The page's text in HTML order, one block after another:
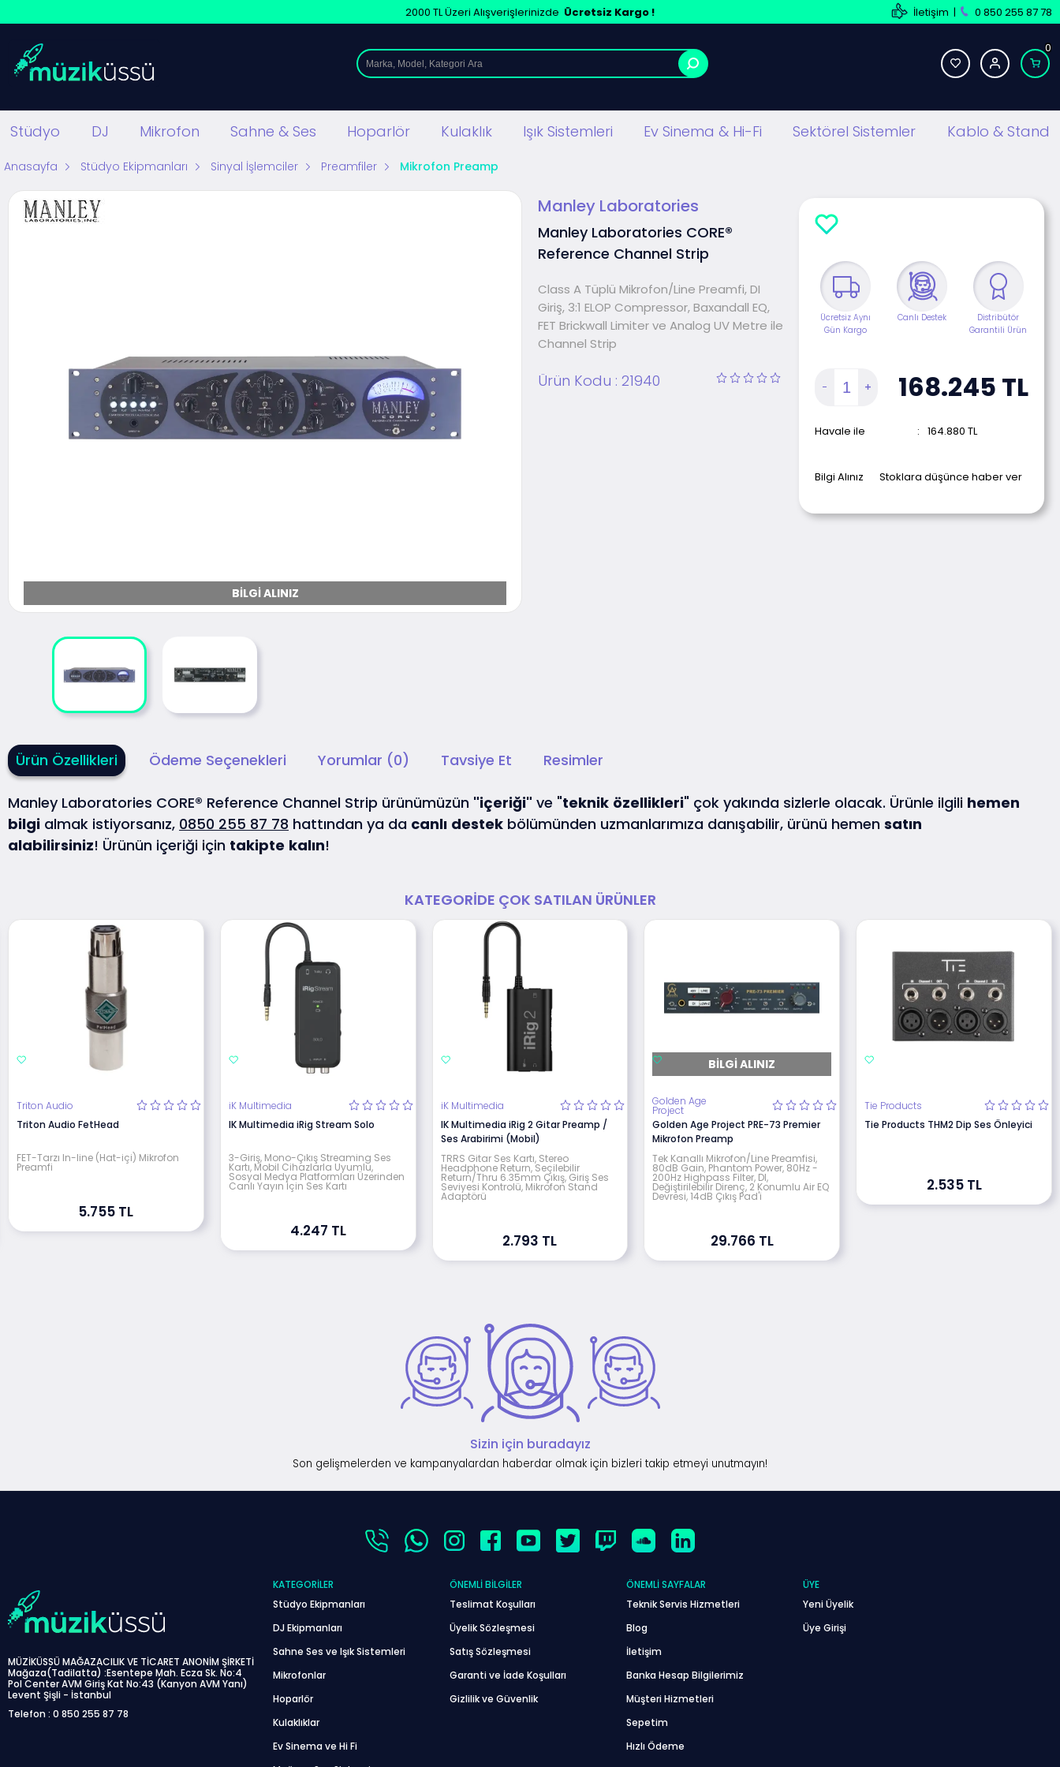
2000 TL Üzeri Alışverişlerinizde Ücretsiz Kargo ! İletişim | 0 850 255 87 78
0
Stüdyo DJ Mikrofon Sahne & Ses Hoparlör Kulaklık Işık Sistemleri Ev Sinema & Hi-Fi Sektörel Sistemler Kablo & Stand
Anasayfa Stüdyo Ekipmanları Sinyal İşlemciler Preamfiler Mikrofon Preamp
BILGI ALINIZ
Manley Laboratories
Manley Laboratories CORE®
Reference Channel Strip
Class A Tüplü Mikrofon/Line Preamfi, DI
Giriş, 3:1 ELOP Compressor, Baxandall EQ,
FET Brickwall Limiter ve Analog UV Metre ile
Channel Strip
Ürün Kodu : 21940
Ücretsiz Aynı
Gün Kargo
Canlı Destek
Distribütör
Garantili Ürün
168.245 TL
Havale ile : 164.880 TL
Bilgi Alınız Stoklara düşünce haber ver
Ürün Özellikleri Ödeme Seçenekleri Yorumlar (0) Tavsiye Et Resimler
Manley Laboratories CORE® Reference Channel Strip ürünümüzün "içeriği" ve "teknik özellikleri" çok yakında sizlerle olacak. Ürünle ilgili hemen
bilgi almak istiyorsanız, 0850 255 87 78 hattından ya da canlı destek bölümünden uzmanlarımıza danışabilir, ürünü hemen satın
alabilirsiniz! Ürünün içeriği için takipte kalın!
KATEGORIDE ÇOK SATILAN ÜRÜNLER
Triton Audio
Triton Audio FetHead
FET-Tarzı In-line (Hat-içi) Mikrofon
Preamfi
5.755 TL
iK Multimedia
IK Multimedia iRig Stream Solo
3-Giriş, Mono-Çıkış Streaming Ses
Kartı, Mobil Cihazlarla Uyumlu,
Sosyal Medya Platformları Üzerinden
Canlı Yayın İçin Ses Kartı
4.247 TL
iK Multimedia
IK Multimedia iRig 2 Gitar Preamp /
Ses Arabirimi (Mobil)
TRRS Gitar Ses Kartı, Stereo
Headphone Return, Seçilebilir
Return/Thru 6.35mm Çıkış, Giriş Ses
Seviyesi Kontrolü, Mikrofon Stand
Adaptörü
2.793 TL
BILGI ALINIZ
Golden Age
Project
Golden Age Project PRE-73 Premier
Mikrofon Preamp
Tek Kanallı Mikrofon/Line Preamfisi,
80dB Gain, Phantom Power, 80Hz -
200Hz Highpass Filter, DI,
Değiştirilebilir Direnç, 2 Konumlu Air EQ
Devresi, 14dB Çıkış Pad'i
29.766 TL
Tie Products
Tie Products THM2 Dip Ses Önleyici
2.535 TL
Sizin için buradayız
Son gelişmelerden ve kampanyalardan haberdar olmak için bizleri takip etmeyi unutmayın!
MÜZİKÜSSÜ MAĞAZACILIK VE TİCARET ANONİM ŞİRKETİ
Mağaza(Tadilatta) :Esentepe Mah. Ecza Sk. No:4
Pol Center AVM Giriş Kat No:43 (Kanyon AVM Yanı)
Levent Şişli - İstanbul
Telefon : 0 850 255 87 78
KATEGORILER
Stüdyo Ekipmanları
DJ Ekipmanları
Sahne Ses ve Işık Sistemleri
Mikrofonlar
Hoparlör
Kulaklıklar
Ev Sinema ve Hi Fi
ÖNEMLI BILGILER
Teslimat Koşulları
Üyelik Sözleşmesi
Satış Sözleşmesi
Garanti ve İade Koşulları
Gizlilik ve Güvenlik
ÖNEMLI SAYFALAR
Teknik Servis Hizmetleri
Blog
İletişim
Banka Hesap Bilgilerimiz
Müşteri Hizmetleri
Sepetim
Hızlı Ödeme
ÜYE
Yeni Üyelik
Üye Girişi